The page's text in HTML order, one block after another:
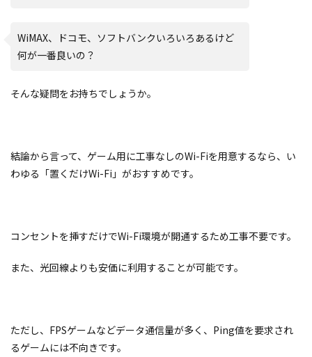
WiMAX、ドコモ、ソフトバンクいろいろあるけど
何が一番良いの？
そんな疑問をお持ちでしょうか。
結論から言って、ゲーム用に工事なしのWi-Fiを用意するなら、い
わゆる「置くだけWi-Fi」がおすすめです。
コンセントを挿すだけでWi-Fi環境が開通するため工事不要です。
また、光回線よりも安価に利用することが可能です。
ただし、FPSゲームなどデータ通信量が多く、Ping値を要求され
るゲームには不向きです。